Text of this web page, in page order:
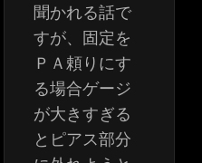
聞かれる話で
すが、固定を
ＰＡ頼りにす
る場合ゲージ
が大きすぎる
とピアス部分